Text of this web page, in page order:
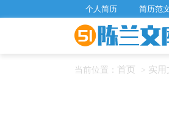
个人简历 简历范
当前位置： 首页 > 实用